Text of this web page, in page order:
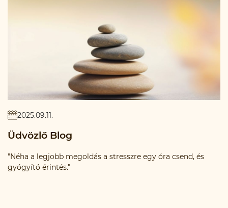
2025.09.11.
Üdvözlő Blog
"Néha a legjobb megoldás a stresszre egy óra csend, és
gyógyító érintés."